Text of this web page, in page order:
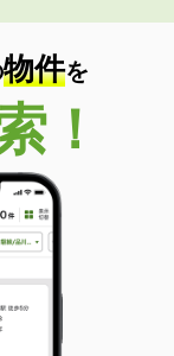
物件を
！